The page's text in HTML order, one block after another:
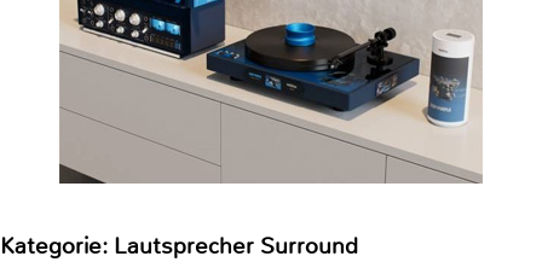
Kategorie: Lautsprecher Surround